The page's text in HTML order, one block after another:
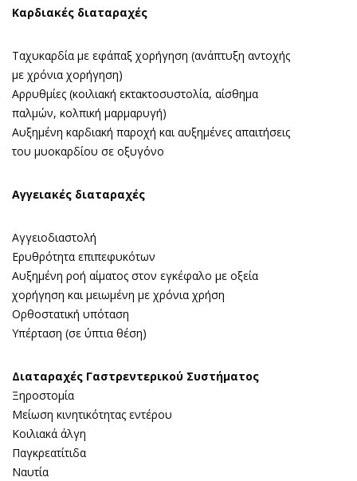
Καρδιακές διαταραχές
Ταχυκαρδία με εφάπαξ χορήγηση (ανάπτυξη αντοχής
με χρόνια χορήγηση)
Αρρυθμίες (κοιλιακή εκτακτοσυστολία, αίσθημα
παλμών, κολπική μαρμαρυγή)
Αυξημένη καρδιακή παροχή και αυξημένες απαιτήσεις
του μυοκαρδίου σε οξυγόνο
Αγγειακές διαταραχές
Αγγειοδιαστολή
Ερυθρότητα επιπεφυκότων
Αυξημένη ροή αίματος στον εγκέφαλο με οξεία
χορήγηση και μειωμένη με χρόνια χρήση
Ορθοστατική υπόταση
Yπέρταση (σε ύπτια θέση)
Διαταραχές Γαστρεντερικού Συστήματος
Ξηροστομία
Μείωση κινητικότητας εντέρου
Κοιλιακά άλγη
Παγκρεατίτιδα
Ναυτία